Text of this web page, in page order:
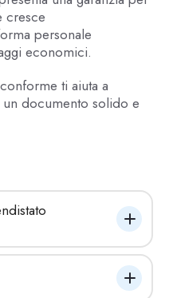
cresce
personale
economici.
ti aiuta a
documento solido e